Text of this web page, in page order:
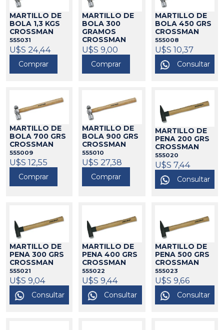
MARTILLO DE
BOLA 1,3 KGS
CROSSMAN
555031
U$S 24,44
Comprar
MARTILLO DE
BOLA 300
GRAMOS
CROSSMAN
555007
U$S 9,00
Comprar
MARTILLO DE
BOLA 450 GRS
CROSSMAN
555008
U$S 10,37
Consultar
MARTILLO DE
BOLA 700 GRS
CROSSMAN
555009
U$S 12,55
Comprar
MARTILLO DE
BOLA 900 GRS
CROSSMAN
555010
U$S 27,38
Comprar
MARTILLO DE
PENA 200 GRS
CROSSMAN
555020
U$S 7,44
Consultar
MARTILLO DE
PENA 300 GRS
CROSSMAN
555021
U$S 9,04
Consultar
MARTILLO DE
PENA 400 GRS
CROSSMAN
555022
U$S 9,44
Consultar
MARTILLO DE
PENA 500 GRS
CROSSMAN
555023
U$S 9,66
Consultar